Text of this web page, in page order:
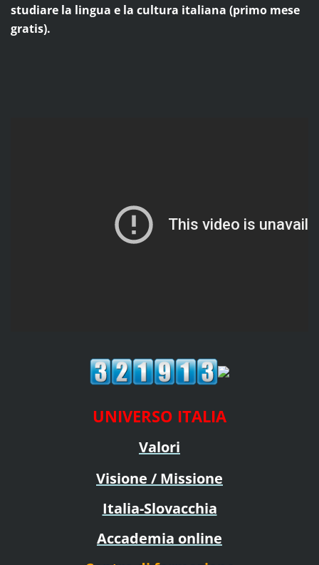
studiare la lingua e la cultura italiana (primo mese
gratis).
UNIVERSO ITALIA
Valori
Visione / Missione
Italia-Slovacchia
Accademia online